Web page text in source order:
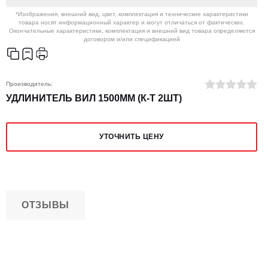
*Изображения, внешний вид, цвет, комплектация и технические характеристики
товара носят информационный характер и могут отличаться от фактических.
Окончательные характеристики, комплектация и внешний вид товара определяются
договором и/или спецификацией
Производитель:
УДЛИНИТЕЛЬ ВИЛ 1500ММ (К-Т 2ШТ)
УТОЧНИТЬ ЦЕНУ
ОТЗЫВЫ